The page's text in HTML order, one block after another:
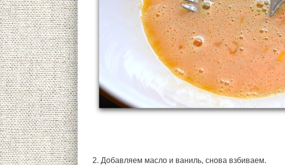
2. Добавляем масло и ваниль, снова взбиваем.